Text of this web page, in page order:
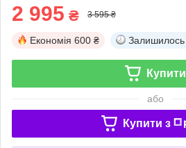
2 995 ₴ 3 595 ₴
Економія 600 ₴ Залишилось
Купити
або
Купити з